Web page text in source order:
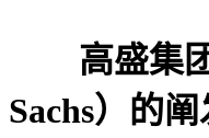
高盛集团
Sachs）的